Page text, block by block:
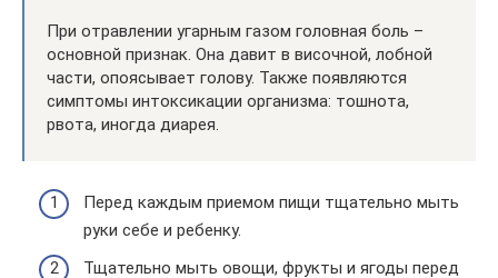
При отравлении угарным газом головная боль –
основной признак. Она давит в височной, лобной
части, опоясывает голову. Также появляются
симптомы интоксикации организма: тошнота,
рвота, иногда диарея.
Перед каждым приемом пищи тщательно мыть
руки себе и ребенку.
Тщательно мыть овощи, фрукты и ягоды перед